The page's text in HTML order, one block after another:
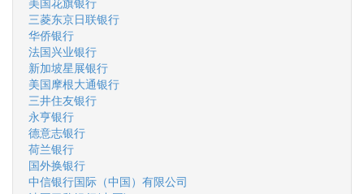
三菱东京日联银行
华侨银行
法国兴业银行
新加坡星展银行
美国摩根大通银行
三井住友银行
永亨银行
德意志银行
荷兰银行
国外换银行
中信银行国际（中国）有限公司